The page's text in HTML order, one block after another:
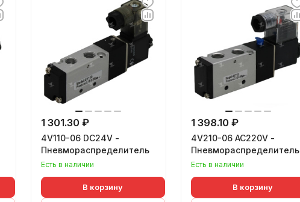
1 301.30 ₽
4V110-06 DC24V -
Пневмораспределитель
Есть в наличии
В корзину
1 398.10 ₽
4V210-06 AC220V -
Пневмораспределитель
Есть в наличии
В корзину